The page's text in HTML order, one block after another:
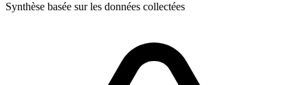
Synthèse basée sur les données collectées